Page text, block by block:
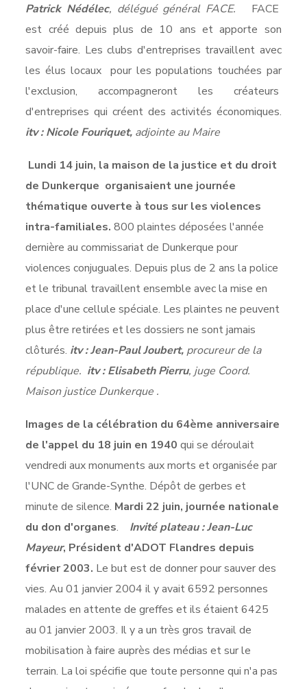
Patrick Nédélec, délégué général FACE. FACE
est créé depuis plus de 10 ans et apporte son
savoir-faire. Les clubs d'entreprises travaillent avec
les élus locaux pour les populations touchées par
l'exclusion, accompagneront les créateurs
d'entreprises qui créent des activités économiques.
itv :Nicole Fouriquet, adjointe au Maire
Lundi 14 juin, la maison de la justice et du droit
de Dunkerque organisaient une journée
thématique ouverte à tous sur les violences
intra-familiales.800 plaintes déposées l'année
dernière au commissariat de Dunkerque pour
violences conjuguales. Depuis plus de 2 ans la police
et le tribunal travaillent ensemble avec la mise en
place d'une cellule spéciale. Les plaintes ne peuvent
plus être retirées et les dossiers ne sont jamais
clôturés. itv : Jean-Paul Joubert, procureur de la
république. itv : Elisabeth Pierru, juge Coord.
Maison justice Dunkerque .
Images de la célébration du 64ème anniversaire
de l'appel du 18 juin en 1940 qui se déroulait
vendredi aux monuments aux morts et organisée par
l'UNC de Grande-Synthe. Dépôt de gerbes et
minute de silence. Mardi 22 juin, journée nationale
du don d'organes.
Invité plateau : Jean-Luc
Mayeur, Président d'ADOT Flandres depuis
février 2003. Le but est de donner pour sauver des
vies. Au 01 janvier 2004 il y avait 6592 personnes
malades en attente de greffes et ils étaient 6425
au 01 janvier 2003. Il y a un très gros travail de
mobilisation à faire auprès des médias et sur le
terrain. La loi spécifie que toute personne qui n'a pas